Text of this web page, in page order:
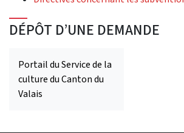
DÉPÔT D’UNE DEMANDE
Portail du Service de la
culture du Canton du
Valais